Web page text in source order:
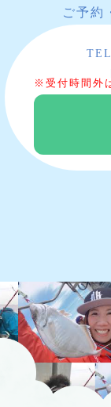
ご予約
※受付時間外